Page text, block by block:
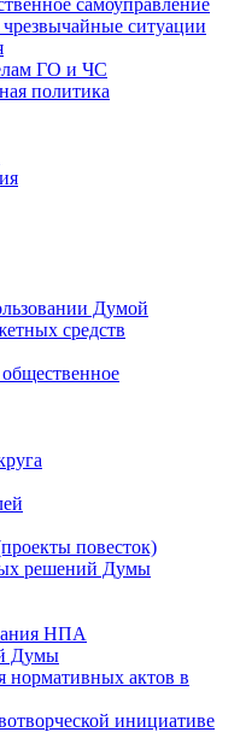
самоуправление
ситуации
ГО и ЧС
политика
Думой
средств
повесток)
решений Думы
НПА
Думы
нормативных актов в
инициативе